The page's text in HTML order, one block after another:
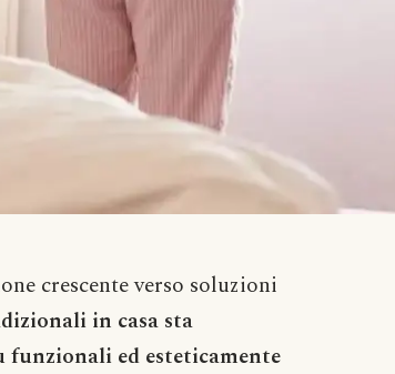
crescente verso soluzioni
in casa sta
funzionali ed esteticamente